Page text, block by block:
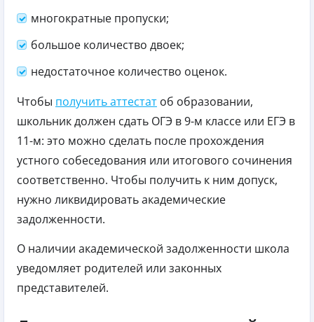
многократные пропуски;
большое количество двоек;
недостаточное количество оценок.
Чтобы получить аттестат об образовании,
школьник должен сдать ОГЭ в 9-м классе или ЕГЭ в
11-м: это можно сделать после прохождения
устного собеседования или итогового сочинения
соответственно. Чтобы получить к ним допуск,
нужно ликвидировать академические
задолженности.
О наличии академической задолженности школа
уведомляет родителей или законных
представителей.